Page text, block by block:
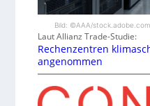
Bild: ©AAA/stock.adobe.com
Laut Allianz Trade-Studie:
Rechenzentren
angenommen